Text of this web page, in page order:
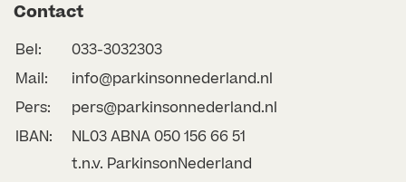
Contact
Bel:
033-3032303
Mail:
info@parkinsonnederland.nl
Pers:
pers@parkinsonnederland.nl
IBAN:
NL03 ABNA 050 156 66 51
t.n.v. ParkinsonNederland